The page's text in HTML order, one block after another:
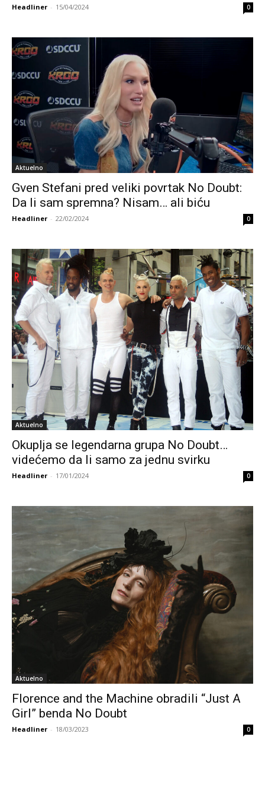
Headliner - 15/04/2024 0
Aktuelno
Gven Stefani pred veliki povrtak No Doubt:
Da li sam spremna? Nisam… ali biću
Headliner - 22/02/2024 0
Aktuelno
Okuplja se legendarna grupa No Doubt…
videćemo da li samo za jednu svirku
Headliner - 17/01/2024 0
Aktuelno
Florence and the Machine obradili “Just A
Girl” benda No Doubt
Headliner - 18/03/2023 0